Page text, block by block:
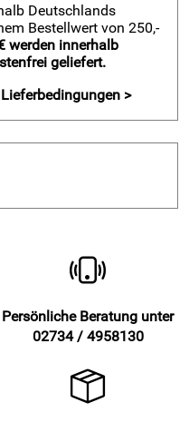
Deutschlands
Bestellwert von 250,-
werden innerhalb
geliefert.
>
Persönliche Beratung unter
02734 / 4958130